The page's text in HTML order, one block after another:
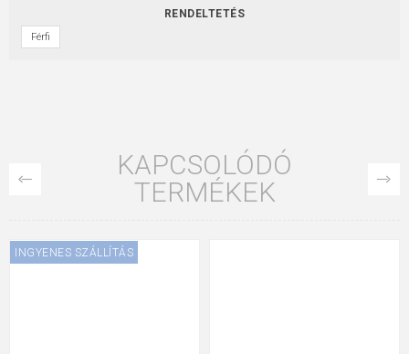
RENDELTETÉS
Férfi
KAPCSOLÓDÓ
TERMÉKEK
INGYENES SZÁLLÍTÁS